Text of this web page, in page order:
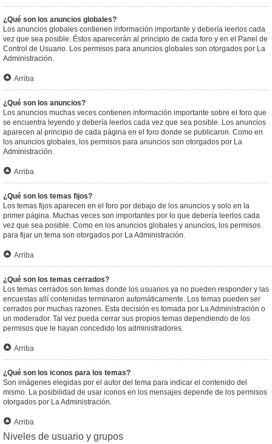
¿Qué son los anuncios globales?
Los anuncios globales contienen información importante y debería leerlos cada
vez que sea posible. Éstos aparecerán al principio de cada foro y en el Panel de
Control de Usuario. Los permisos para anuncios globales son otorgados por La
Administración.
Arriba
¿Qué son los anuncios?
Los anuncios muchas veces contienen información importante sobre el foro que
se encuentra leyendo y debería leerlos cada vez que sea posible. Los anuncios
aparecen al principio de cada página en el foro donde se publicaron. Como en
los anuncios globales, los permisos para anuncios son otorgados por La
Administración.
Arriba
¿Qué son los temas fijos?
Los temas fijos aparecen en el foro por debajo de los anuncios y solo en la
primer página. Muchas veces son importantes por lo que debería leerlos cada
vez que sea posible. Como en los anuncios globales y anuncios, los permisos
para fijar un tema son otorgados por La Administración.
Arriba
¿Qué son los temas cerrados?
Los temas cerrados son temas donde los usuarios ya no pueden responder y las
encuestas allí contenidas terminaron automáticamente. Los temas pueden ser
cerrados por muchas razones. Esta decisión es tomada por La Administración o
un moderador. Tal vez pueda cerrar sus propios temas dependiendo de los
permisos que le hayan concedido los administradores.
Arriba
¿Qué son los iconos para los temas?
Son imágenes elegidas por el autor del tema para indicar el contenido del
mismo. La posibilidad de usar iconos en los mensajes depende de los permisos
otorgados por La Administración.
Arriba
Niveles de usuario y grupos